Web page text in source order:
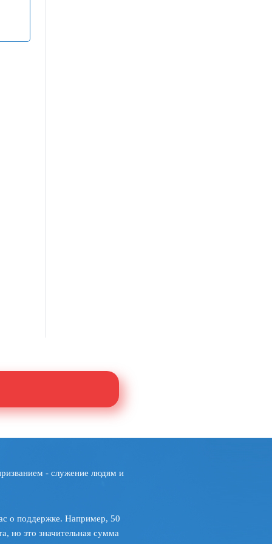
- служение людям и
о поддержке. Например, 50
но это значительная сумма